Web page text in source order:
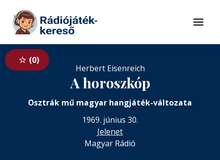
Tovább a tartalomhoz
Menü
0
Herbert Eisenreich
A horoszkóp
Osztrák mű magyar hangjáték-változata
1969. június 30.
Jelenet
Magyar Rádió